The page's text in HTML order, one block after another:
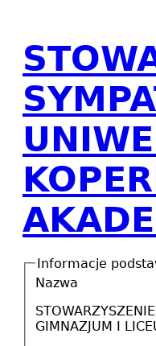
Informacje
Nazwa
GIMNAZJUM I